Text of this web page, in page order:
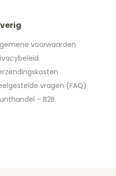
voorwaarden
vragen (FAQ)
– B2B